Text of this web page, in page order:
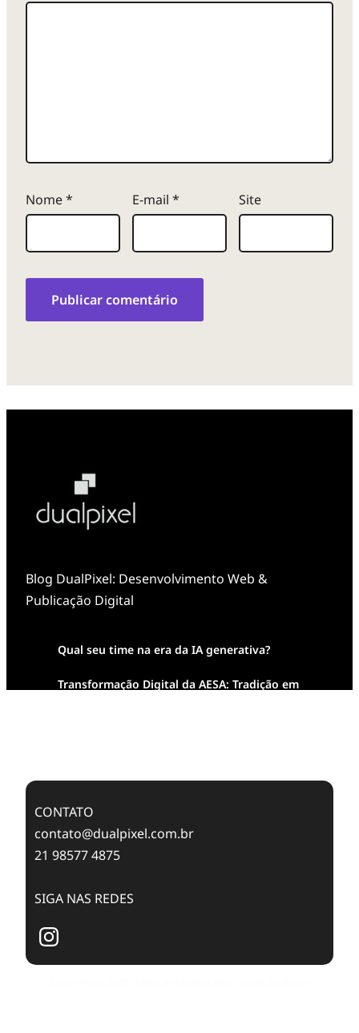
Nome* E-mail * Site
Blog DualPixel: Desenvolvimento Web &
Publicação Digital
Qual seu time na era da IA generativa?
Transformação Digital da AESA: Tradição em
CONTATO
contato@dualpixel.com.br
21 98577 4875
SIGA NAS REDES